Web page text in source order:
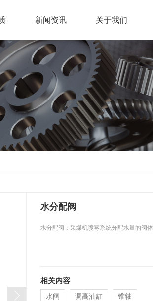
新闻资讯 关于我们
水分配阀
水分配阀：采煤机喷雾系统分配水量的阀体
相关内容
水阀 调高油缸 锥轴